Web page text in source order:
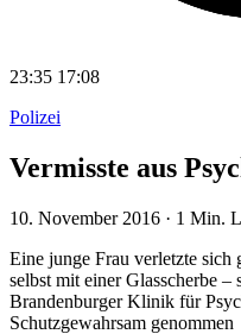
23:35 17:08
Polizei
Vermisste aus
10. November 2016 · 1 Min.
Eine junge Frau verletzte sich
selbst mit einer Glasscherbe –
Brandenburger Klinik für
Schutzgewahrsam genommen